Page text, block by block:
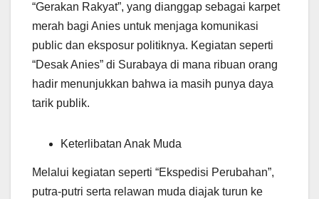
“Gerakan Rakyat”, yang dianggap sebagai karpet
merah bagi Anies untuk menjaga komunikasi
public dan eksposur politiknya. Kegiatan seperti
“Desak Anies” di Surabaya di mana ribuan orang
hadir menunjukkan bahwa ia masih punya daya
tarik publik.
Keterlibatan Anak Muda
Melalui kegiatan seperti “Ekspedisi Perubahan”,
putra-putri serta relawan muda diajak turun ke